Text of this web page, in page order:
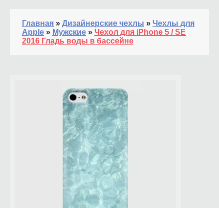
Главная » Дизайнерские чехлы » Чехлы для
Apple » Мужские » Чехол для iPhone 5 / SE
2016 Гладь воды в бассейне